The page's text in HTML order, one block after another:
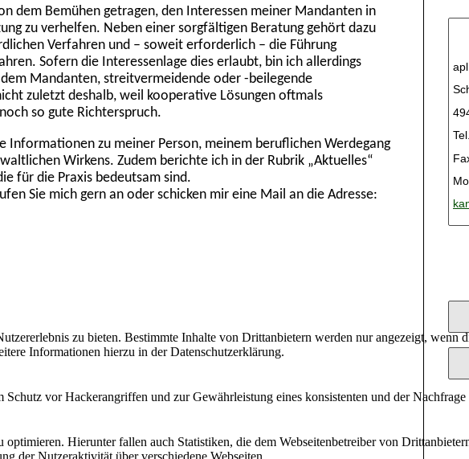
zu bieten. Bestimmte Inhalte von Drittanbietern werden nur angezeigt, wenn
Informationen hierzu in der Datenschutzerklärung.
vor Hackerangriffen und zur Gewährleistung eines konsistenten und der Nachfrage
Hierunter fallen auch Statistiken, die dem Webseitenbetreiber von
der Nutzeraktivität über verschiedene Webseiten.